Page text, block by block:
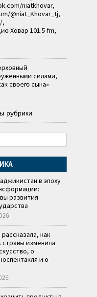
niatkhovar,
@niat_Khovar_tj,
,
Ховар 101.5 fm,
силами,
своего сына»
рубрики
в эпоху
развития
как
страны изменила
о
и о